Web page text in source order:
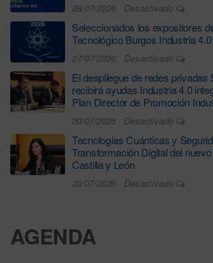
28/07/2026 Desactivado
Seleccionados los expositores
Tecnológico Burgos Industria
27/07/2026 Desactivado
El despliegue de redes privadas
recibirá ayudas Industria 4.0
Plan Director de Promoción
20/07/2026 Desactivado
Tecnologías Cuánticas y
Transformación Digital del
Castilla y León
20/07/2026 Desactivado
AGENDA